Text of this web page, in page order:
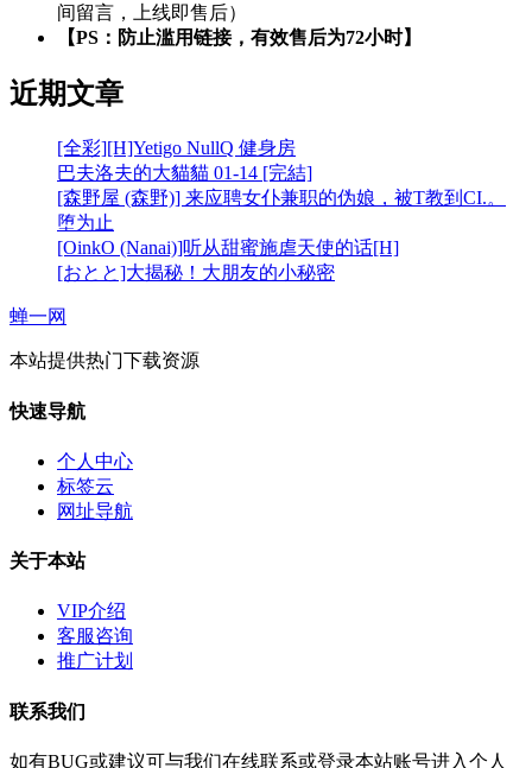
间留言，上线即售后）
【PS：防止滥用链接，有效售后为72小时】
近期文章
[全彩][H]Yetigo NullQ 健身房
巴夫洛夫的大貓貓 01-14 [完結]
[森野屋 (森野)] 来应聘女仆兼职的伪娘，被T教到CI.。
堕为止
[OinkO (Nanai)]听从甜蜜施虐天使的话[H]
[おとと]大揭秘！大朋友的小秘密
蝉一网
本站提供热门下载资源
快速导航
个人中心
标签云
网址导航
关于本站
VIP介绍
客服咨询
推广计划
联系我们
如有BUG或建议可与我们在线联系或登录本站账号进入个人